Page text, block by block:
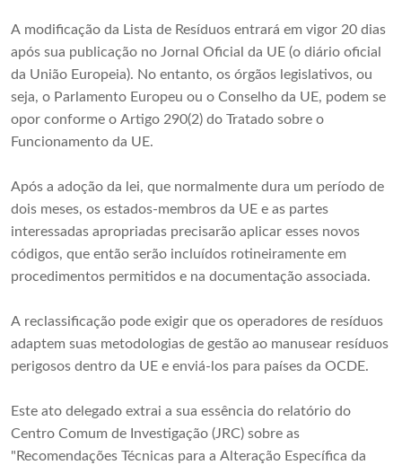
A modificação da Lista de Resíduos entrará em vigor 20 dias
após sua publicação no Jornal Oficial da UE (o diário oficial
da União Europeia). No entanto, os órgãos legislativos, ou
seja, o Parlamento Europeu ou o Conselho da UE, podem se
opor conforme o Artigo 290(2) do Tratado sobre o
Funcionamento da UE.
Após a adoção da lei, que normalmente dura um período de
dois meses, os estados-membros da UE e as partes
interessadas apropriadas precisarão aplicar esses novos
códigos, que então serão incluídos rotineiramente em
procedimentos permitidos e na documentação associada.
A reclassificação pode exigir que os operadores de resíduos
adaptem suas metodologias de gestão ao manusear resíduos
perigosos dentro da UE e enviá-los para países da OCDE.
Este ato delegado extrai a sua essência do relatório do
Centro Comum de Investigação (JRC) sobre as
"Recomendações Técnicas para a Alteração Específica da